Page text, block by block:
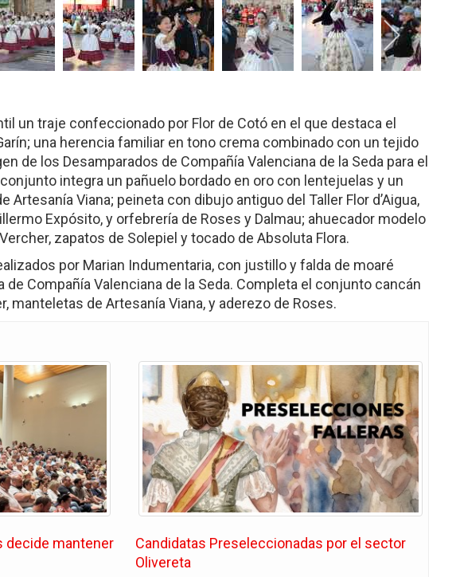
un traje confeccionado por Flor de Cotó en el que destaca el
una herencia familiar en tono crema combinado con un tejido
de los Desamparados de Compañía Valenciana de la Seda para el
integra un pañuelo bordado en oro con lentejuelas y un
Artesanía Viana; peineta con dibujo antiguo del Taller Flor d’Aigua,
Expósito, y orfebrería de Roses y Dalmau; ahuecador modelo
zapatos de Solepiel y tocado de Absoluta Flora.
por Marian Indumentaria, con justillo y falda de moaré
Compañía Valenciana de la Seda. Completa el conjunto cancán
manteletas de Artesanía Viana, y aderezo de Roses.
decide mantener
Candidatas Preseleccionadas por el sector
Olivereta